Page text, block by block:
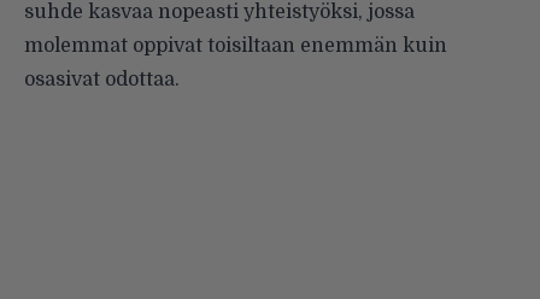
suhde kasvaa nopeasti yhteistyöksi, jossa
molemmat oppivat toisiltaan enemmän kuin
osasivat odottaa.